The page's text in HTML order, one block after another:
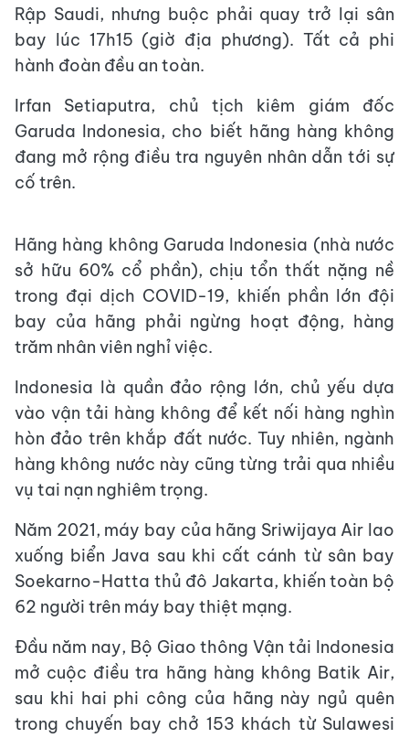
Rập Saudi, nhưng buộc phải quay trở lại sân
bay lúc 17h15 (giờ địa phương). Tất cả phi
hành đoàn đều an toàn.
Irfan Setiaputra, chủ tịch kiêm giám đốc
Garuda Indonesia, cho biết hãng hàng không
đang mở rộng điều tra nguyên nhân dẫn tới sự
cố trên.
Hãng hàng không Garuda Indonesia (nhà nước
sở hữu 60% cổ phần), chịu tổn thất nặng nề
trong đại dịch COVID-19, khiến phần lớn đội
bay của hãng phải ngừng hoạt động, hàng
trăm nhân viên nghỉ việc.
Indonesia là quần đảo rộng lớn, chủ yếu dựa
vào vận tải hàng không để kết nối hàng nghìn
hòn đảo trên khắp đất nước. Tuy nhiên, ngành
hàng không nước này cũng từng trải qua nhiều
vụ tai nạn nghiêm trọng.
Năm 2021, máy bay của hãng Sriwijaya Air lao
xuống biển Java sau khi cất cánh từ sân bay
Soekarno-Hatta thủ đô Jakarta, khiến toàn bộ
62 người trên máy bay thiệt mạng.
Đầu năm nay, Bộ Giao thông Vận tải Indonesia
mở cuộc điều tra hãng hàng không Batik Air,
sau khi hai phi công của hãng này ngủ quên
trong chuyến bay chở 153 khách từ Sulawesi